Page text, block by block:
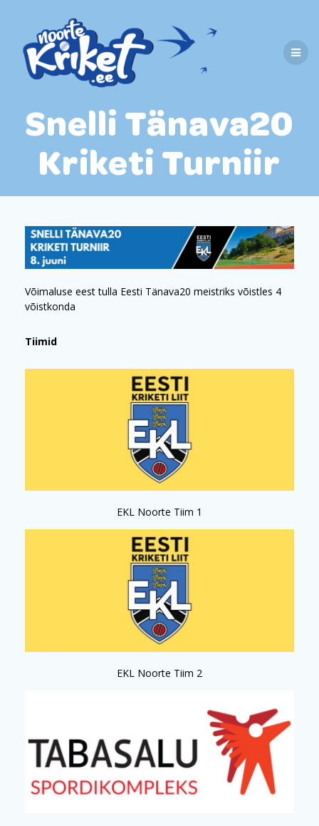
content
Snelli Tänava20
Kriketi Turniir
Võimaluse eest tulla Eesti Tänava20 meistriks võistles 4
võistkonda
Tiimid
EKL Noorte Tiim 1
EKL Noorte Tiim 2